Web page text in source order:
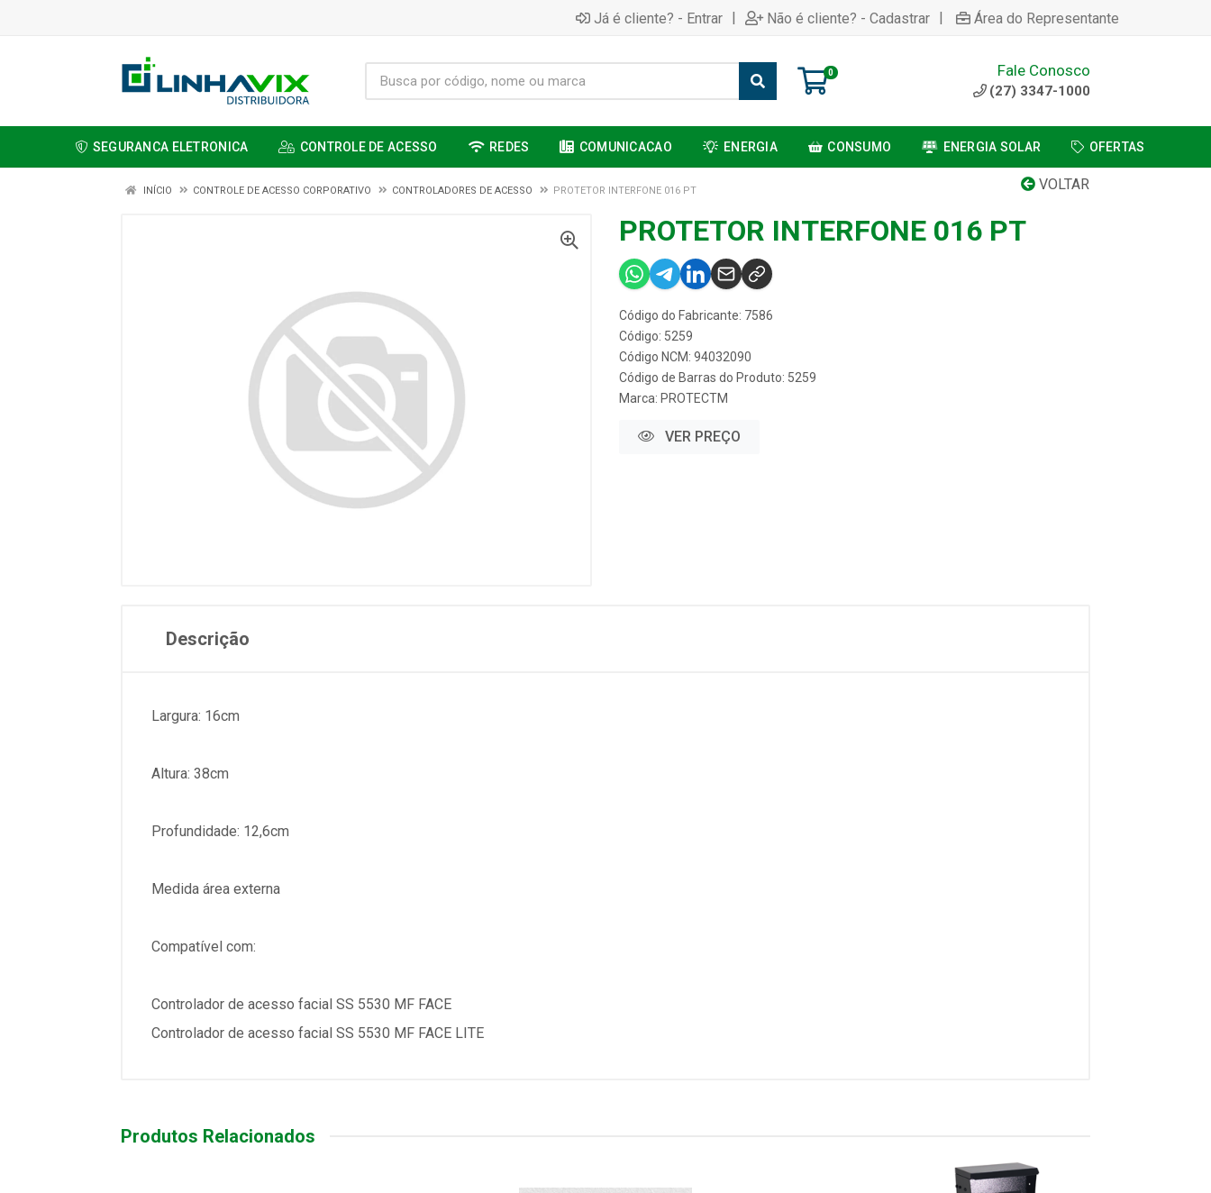
Já é cliente? - Entrar | Não é cliente? - Cadastrar | Área do Representante
0 Fale Conosco
(27) 3347-1000
SEGURANCA ELETRONICA CONTROLE DE ACESSO REDES COMUNICACAO ENERGIA CONSUMO ENERGIA SOLAR OFERTAS
VOLTAR
INÍCIO CONTROLE DE ACESSO CORPORATIVO CONTROLADORES DE ACESSO PROTETOR INTERFONE 016 PT
PROTETOR INTERFONE 016 PT
Código do Fabricante: 7586
Código: 5259
Código NCM: 94032090
Código de Barras do Produto: 5259
Marca: PROTECTM
VER PREÇO
Descrição
Largura: 16cm
Altura: 38cm
Profundidade: 12,6cm
Medida área externa
Compatível com:
Controlador de acesso facial SS 5530 MF FACE
Controlador de acesso facial SS 5530 MF FACE LITE
Produtos Relacionados